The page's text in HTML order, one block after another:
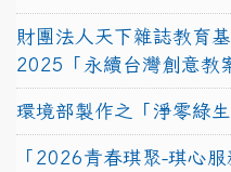
財團法人天下雜誌教育
2025「永續台灣創意教
環境部製作之「淨零綠
「2026青春琪聚-琪心